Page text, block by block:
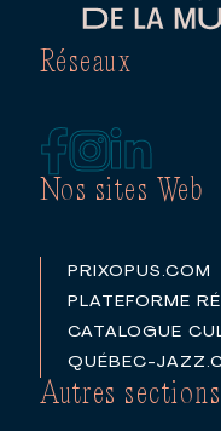
Nos sites Web
PRIXOPUS.COM
PLATEFORME
CATALOGUE
QUÉBEC-
Autres sections
Réseaux